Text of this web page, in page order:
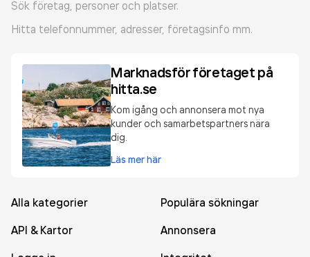
Sök företag, personer och platser.
Hitta telefonnummer, adresser, företagsinfo mm.
Marknadsför företaget på
hitta.se
Kom igång och annonsera mot nya
kunder och samarbetspartners nära
dig.
Läs mer här
Alla kategorier
Populära sökningar
API & Kartor
Annonsera